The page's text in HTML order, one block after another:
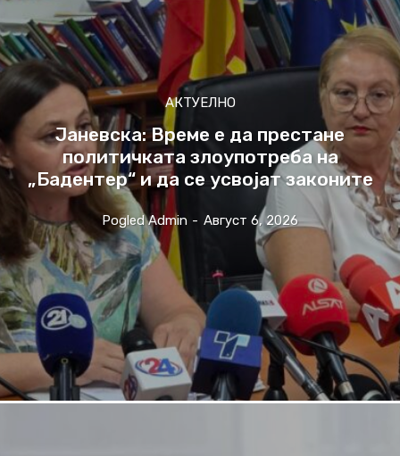
АКТУЕЛНО
Јаневска: Време е да престане
политичката злоупотреба на
„Бадентер“ и да се усвојат законите
Pogled Admin - Август 6, 2026